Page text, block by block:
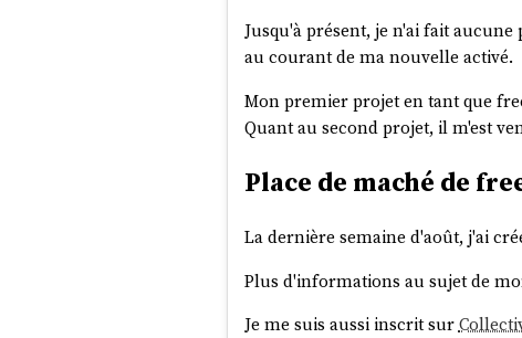
Jusqu'à présent, je n'ai fait
au courant de ma nouvelle activé.
Mon premier projet en tant que
Quant au second projet, il m'est
Place de maché de
La dernière semaine d'août, j'ai
Plus d'informations au sujet de
Je me suis aussi inscrit sur